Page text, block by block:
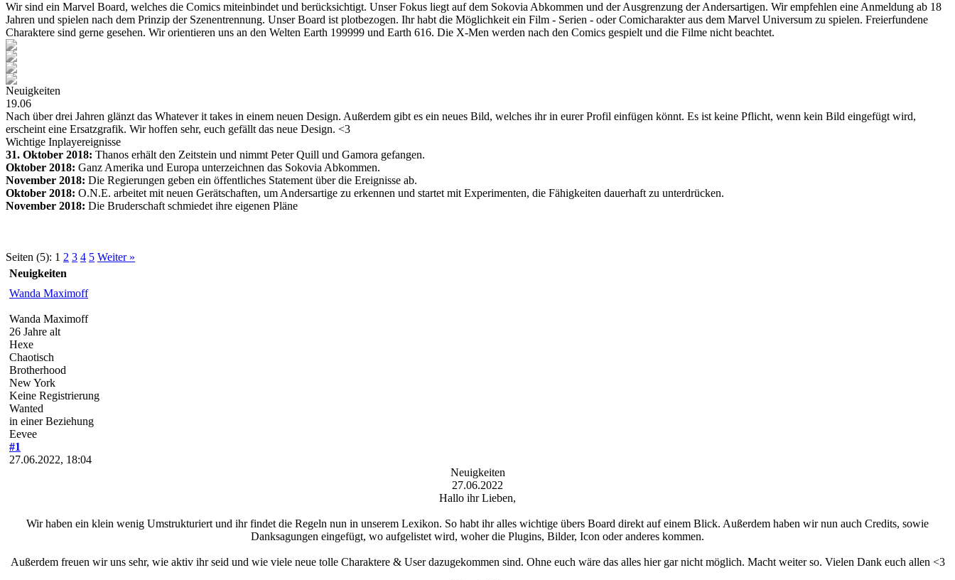
Wir sind ein Marvel Board, welches die Comics miteinbindet und berücksichtigt. Unser Fokus liegt auf dem Sokovia Abkommen und der Ausgrenzung der Andersartigen. Wir empfehlen eine Anmeldung ab 18
Jahren und spielen nach dem Prinzip der Szenentrennung. Unser Board ist plotbezogen. Ihr habt die Möglichkeit ein Film - Serien - oder Comicharakter aus dem Marvel Universum zu spielen. Freierfundene
Charaktere sind gerne gesehen. Wir orientieren uns an den Welten Earth 199999 und Earth 616. Die X-Men werden nach den Comics gespielt und die Filme nicht beachtet.
Neuigkeiten
19.06
Nach über drei Jahren glänzt das Whatever it takes in einem neuen Design. Außerdem gibt es ein neues Bild, welches ihr in eurer Profil einfügen könnt. Es ist keine Pflicht, wenn kein Bild eingefügt wird,
erscheint eine Ersatzgrafik. Wir hoffen sehr, euch gefällt das neue Design. <3
Wichtige Inplayereignisse
31. Oktober 2018: Thanos erhält den Zeitstein und nimmt Peter Quill und Gamora gefangen.
Oktober 2018: Ganz Amerika und Europa unterzeichnen das Sokovia Abkommen.
November 2018: Die Regierungen geben ein öffentliches Statement über die Ereignisse ab.
Oktober 2018: O.N.E. arbeitet mit neuen Gerätschaften, um Andersartige zu erkennen und startet mit Experimenten, die Fähigkeiten dauerhaft zu unterdrücken.
November 2018: Die Bruderschaft schmiedet ihre eigenen Pläne
Seiten (5): 1 2 3 4 5 Weiter »
Neuigkeiten
Wanda Maximoff
Wanda Maximoff
26 Jahre alt
Hexe
Chaotisch
Brotherhood
New York
Keine Registrierung
Wanted
in einer Beziehung
Eevee
#1
27.06.2022, 18:04
Neuigkeiten
27.06.2022
Hallo ihr Lieben,
Wir haben ein klein wenig Umstrukturiert und ihr findet die Regeln nun in unserem Lexikon. So habt ihr alles wichtige übers Board direkt auf einem Blick. Außerdem haben wir nun auch Credits, sowie
Danksagungen eingefügt, wo aufgelistet wird, woher die Plugins, Bilder, Icon oder anderes kommen.
Außerdem freuen wir uns sehr, wie aktiv ihr seid und wie viele neue tolle Charaktere & User dazugekommen sind. Ohne euch wäre das alles hier gar nicht möglich. Macht weiter so. Vielen Dank euch allen <3